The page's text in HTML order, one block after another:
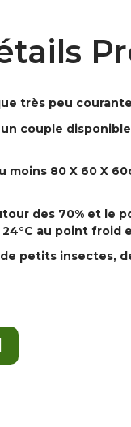
très peu
couple
moins 80 X 60 X
des 70% et le
au point froid
petits insectes,